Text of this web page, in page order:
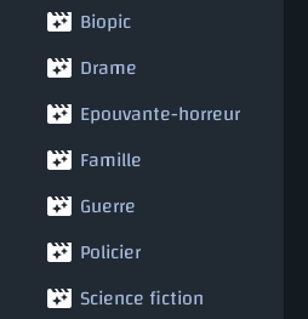
Biopic
Drame
Epouvante-horreur
Famille
Guerre
Policier
Science fiction